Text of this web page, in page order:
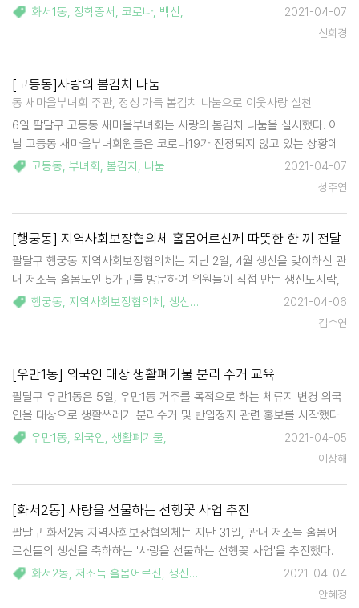
자녀 장학금 지급조례'에 따라 통장으로 1년 이상 봉사한 경력이 있는 통
장 자녀를 대상으로 품의가 단정하고 다양한 재능이 있는 고등학교 및 대
화서1동, 장학증서 , 코로나, 백신,
2021-04-07
신희경
[고등동]사랑의 봄김치 나눔
동 새마을부녀회 주관, 정성 가득 봄김치 나눔으로 이웃사랑 실천
6일 팔달구 고등동 새마을부녀회는 사랑의 봄김치 나눔을 실시했다. 이
날 고등동 새마을부녀회원들은 코로나19가 진정되지 않고 있는 상황에
서 마스크 착용 등 방역수칙을 준수한 가운데 사랑의 열무김치를 정성껏
준비하여 관내 취약계층 30가구에 전달하였다. 이태자 부녀회장은 …
고등동, 부녀회 , 봄김치 , 나눔
2021-04-07
성주연
[행궁동] 지역사회보장협의체 홀몸어르신께 따뜻한 한 끼 전달
팔달구 행궁동 지역사회보장협의체는 지난 2일, 4월 생신을 맞이하신 관
내 저소득 홀몸노인 5가구를 방문하여 위원들이 직접 만든 생신도시락,
케이크, 쿠키와 행궁어린이집 원생들이 만든 생신축하카드를 전달했다.
홀몸어르신 생신맞이 '따뜻한 한 끼'는 작년부터 시행된 사업으로 지역사
행궁동, 지역사회보장협의체 , 생신,케이크 도시락,
2021-04-06
김수연
[우만1동] 외국인 대상 생활폐기물 분리 수거 교육
팔달구 우만1동은 5일, 우만1동 거주를 목적으로 하는 체류지 변경 외국
인을 대상으로 생활쓰레기 분리수거 및 반입정지 관련 홍보를 시작했다.
홍보는 2021년 연중 시행할 예정이다. 생활쓰레기 반입 정지 처분은 수
원시와 '수원시자원회수시설 주민지원협의체'의 '수원시 자원회수시설
우만1동, 외국인, 생활폐기물,
2021-04-05
이상해
[화서2동] 사랑을 선물하는 선행꽃 사업 추진
팔달구 화서2동 지역사회보장협의체는 지난 31일, 관내 저소득 홀몸어
르신들의 생신을 축하하는 '사랑을 선물하는 선행꽃 사업'을 추진했다.
'사랑을 선물하는 선행꽃' 사업은 화서2동에서 2021년부터 추진한 지역
사회보장협의체 신규 사업이다. 가족들의 따뜻한 정을 그리며 소외된 채
화서2동, 저소득 홀몸어르신, 생신축하
2021-04-04
안혜정